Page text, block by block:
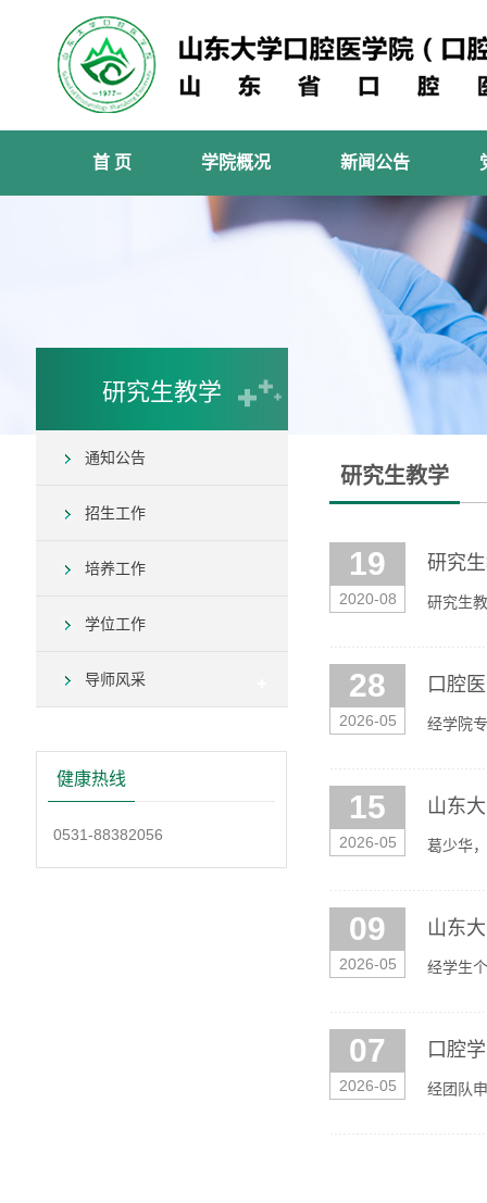
首 页 学院概况 新闻公告
研究生教学
通知公告
招生工作
培养工作
学位工作
导师风采
健康热线
0531-88382056
研究生教学
19
2020-08
研究
研究生
28
2026-05
口腔
经学院
15
2026-05
山东
葛少华
09
2026-05
山东
经学生
07
2026-05
口腔
经团队